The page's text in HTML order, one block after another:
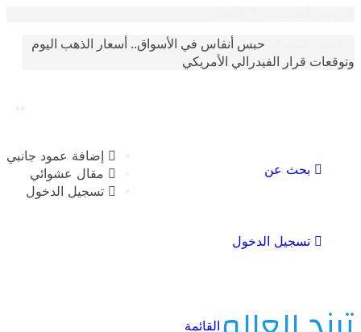
حبس أنفاس في الأسواق.. أسعار الذهب اليوم
قرار الفيدرالي الأمريكي
إضافة عمود جانبي
مقال عشوائي
تسجيل الدخول
بحث عن
تسجيل الدخول
القائمة